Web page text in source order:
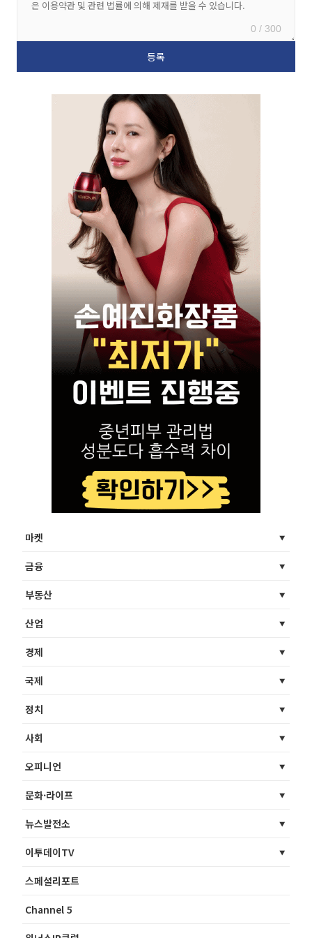
0 / 300
마켓
금융
부동산
산업
경제
국제
정치
사회
오피니언
문화·라이프
뉴스발전소
이투데이TV
스페셜리포트
Channel 5